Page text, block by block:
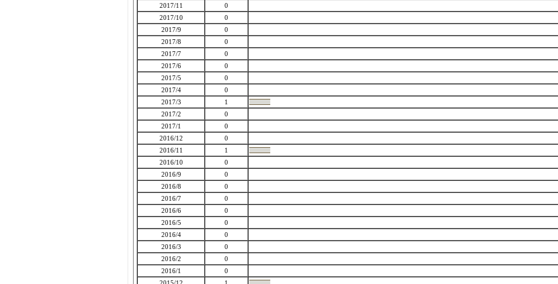
2017/11
0
2017/10
0
2017/9
0
2017/8
0
2017/7
0
2017/6
0
2017/5
0
2017/4
0
2017/3
1
2017/2
0
2017/1
0
2016/12
0
2016/11
1
2016/10
0
2016/9
0
2016/8
0
2016/7
0
2016/6
0
2016/5
0
2016/4
0
2016/3
0
2016/2
0
2016/1
0